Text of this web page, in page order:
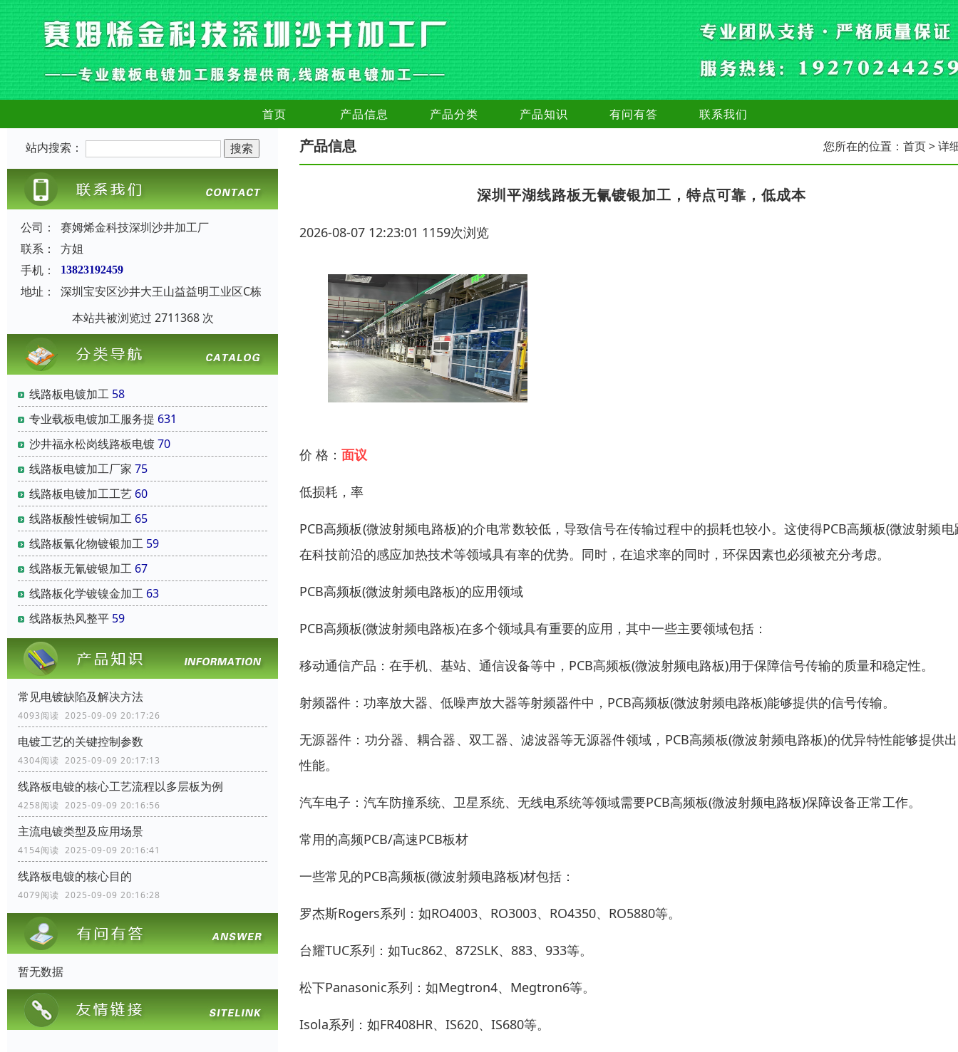
首页 产品信息 产品分类 产品知识 有问有答 联系我们
站内搜索：
公司：
赛姆烯金科技深圳沙井加工厂
联系：
方姐
手机：
13823192459
地址：
深圳宝安区沙井大王山益益明工业区C栋
本站共被浏览过 2711368 次
线路板电镀加工 58
专业载板电镀加工服务提 631
沙井福永松岗线路板电镀70
线路板电镀加工厂家 75
线路板电镀加工工艺 60
线路板酸性镀铜加工 65
线路板氰化物镀银加工 59
线路板无氰镀银加工 67
线路板化学镀镍金加工 63
线路板热风整平 59
常见电镀缺陷及解决方法
4093阅读 2025-09-09 20:17:26
电镀工艺的关键控制参数
4304阅读 2025-09-09 20:17:13
线路板电镀的核心工艺流程以多层板为例
4258阅读 2025-09-09 20:16:56
主流电镀类型及应用场景
4154阅读 2025-09-09 20:16:41
线路板电镀的核心目的
4079阅读 2025-09-09 20:16:28
暂无数据
产品信息 您所在的位置： 首页> 详
深圳平湖线路板无氰镀银加工，特点可靠，低成本
2026-08-07 12:23:01 1159次浏览
价 格： 面议
低损耗，率
PCB高频板(微波射频电路板)的介电常数较低，导致信号在传输过程中的损耗也较小。这使得PCB高频板(微波射频电
在科技前沿的感应加热技术等领域具有率的优势。同时，在追求率的同时，环保因素也必须被充分考虑。
PCB高频板(微波射频电路板)的应用领域
PCB高频板(微波射频电路板)在多个领域具有重要的应用，其中一些主要领域包括：
移动通信产品：在手机、基站、通信设备等中，PCB高频板(微波射频电路板)用于保障信号传输的质量和稳定性。
射频器件：功率放大器、低噪声放大器等射频器件中，PCB高频板(微波射频电路板)能够提供的信号传输。
无源器件：功分器、耦合器、双工器、滤波器等无源器件领域，PCB高频板(微波射频电路板)的优异特性能够提供
性能。
汽车电子：汽车防撞系统、卫星系统、无线电系统等领域需要PCB高频板(微波射频电路板)保障设备正常工作。
常用的高频PCB/高速PCB板材
一些常见的PCB高频板(微波射频电路板)材包括：
罗杰斯Rogers系列：如RO4003、RO3003、RO4350、RO5880等。
台耀TUC系列：如Tuc862、872SLK、883、933等。
松下Panasonic系列：如Megtron4、Megtron6等。
Isola系列：如FR408HR、IS620、IS680等。